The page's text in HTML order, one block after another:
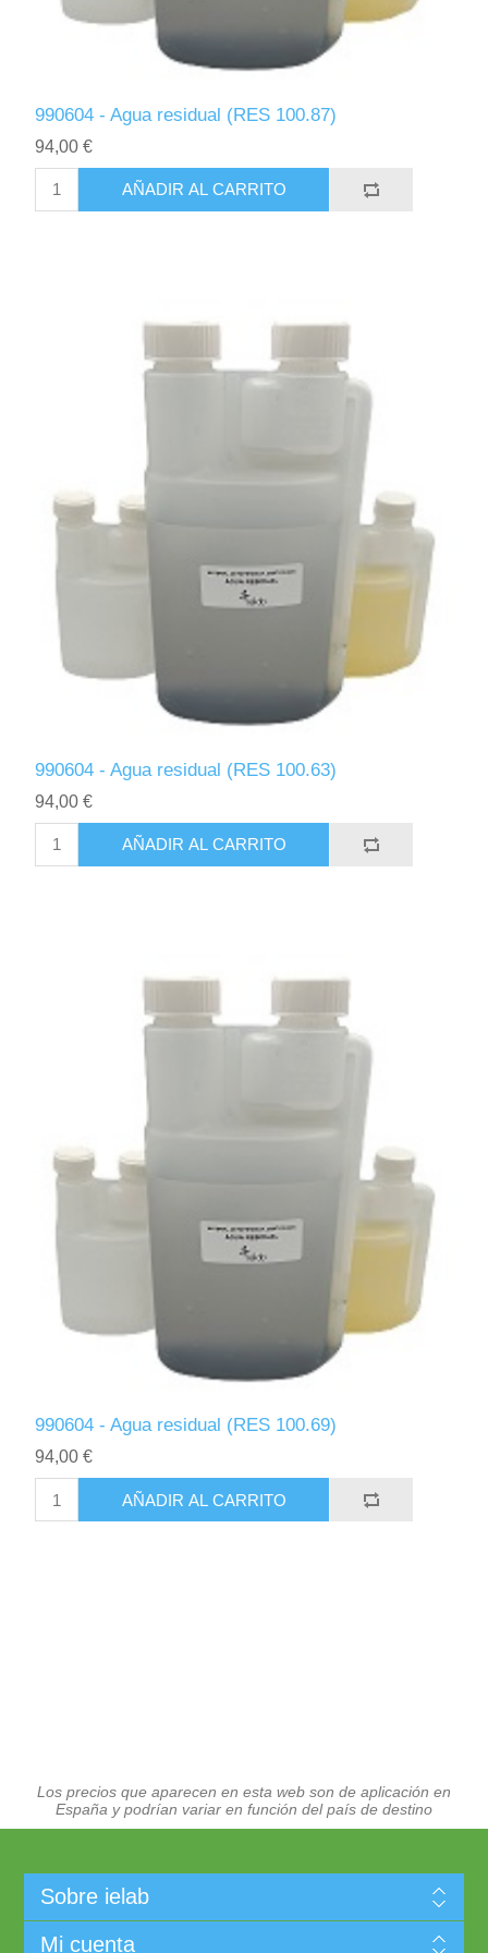
990604 - Agua residual (RES 100.87)
94,00 €
AÑADIR AL CARRITO
990604 - Agua residual (RES 100.63)
94,00 €
AÑADIR AL CARRITO
990604 - Agua residual (RES 100.69)
94,00 €
AÑADIR AL CARRITO
Los precios que aparecen en esta web son de aplicación en
España y podrían variar en función del país de destino
Sobre ielab
Mi cuenta